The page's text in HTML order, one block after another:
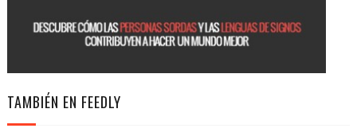
TAMBIÉN EN FEEDLY